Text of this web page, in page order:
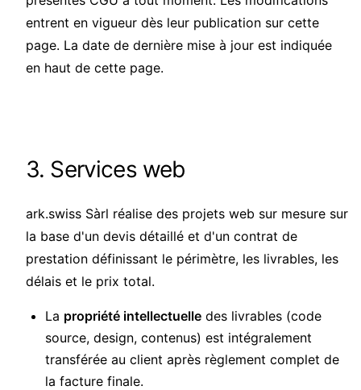
entrent en vigueur dès leur publication sur cette
page. La date de dernière mise à jour est indiquée
en haut de cette page.
3. Services web
ark.swiss Sàrl réalise des projets web sur mesure sur
la base d'un devis détaillé et d'un contrat de
prestation définissant le périmètre, les livrables, les
délais et le prix total.
La propriété intellectuelle des livrables (code
source, design, contenus) est intégralement
transférée au client après règlement complet de
la facture finale.